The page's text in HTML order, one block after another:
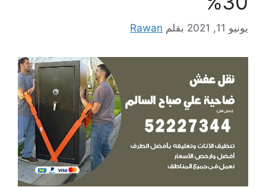
يونيو 11, 2021 بقلم Rawan